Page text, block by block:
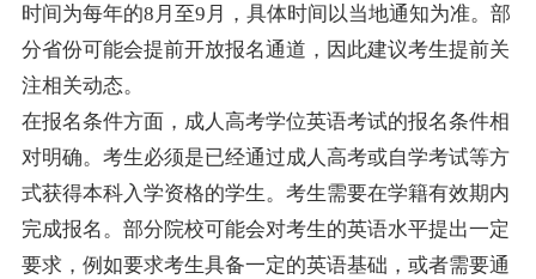
时间为每年的8月至9月，具体时间以当地通知为准。部
分省份可能会提前开放报名通道，因此建议考生提前关
注相关动态。
在报名条件方面，成人高考学位英语考试的报名条件相
对明确。考生必须是已经通过成人高考或自学考试等方
式获得本科入学资格的学生。考生需要在学籍有效期内
完成报名。部分院校可能会对考生的英语水平提出一定
要求，例如要求考生具备一定的英语基础，或者需要通